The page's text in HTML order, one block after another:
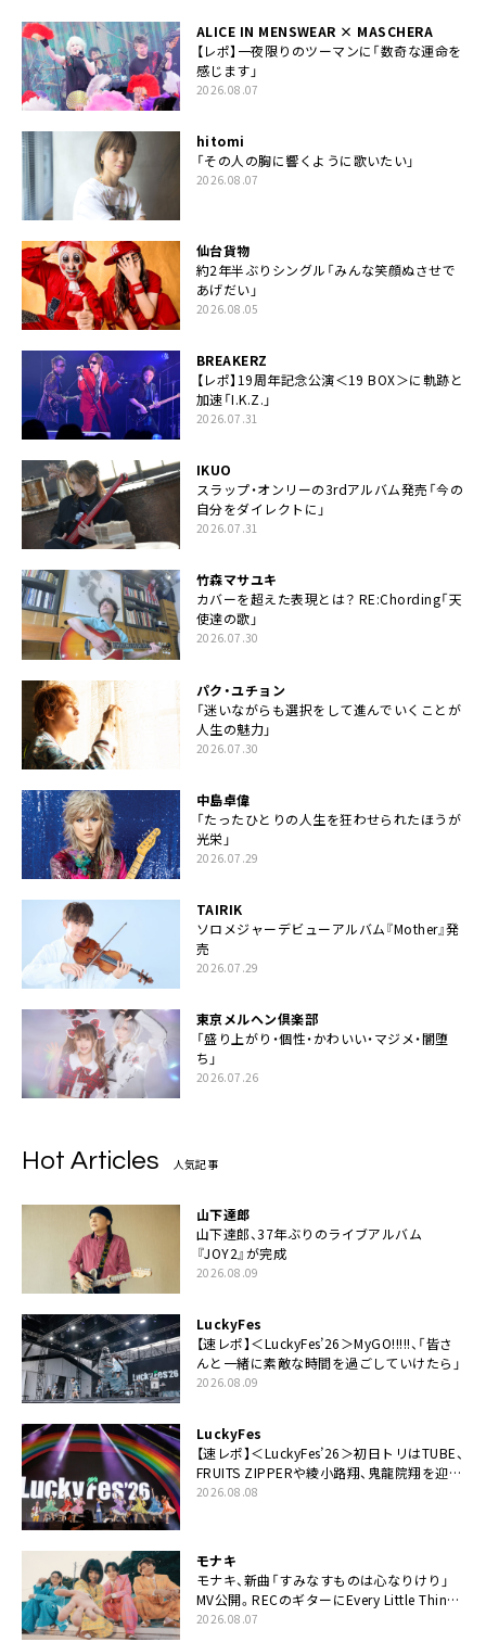
ALICE IN MENSWEAR × MASCHERA
【レポ】一夜限りのツーマンに「数奇な運命を
感じます」
2026.08.07
hitomi
「その人の胸に響くように歌いたい」
2026.08.07
仙台貨物
約2年半ぶりシングル「みんな笑顔ぬさせで
あげだい」
2026.08.05
BREAKERZ
【レポ】19周年記念公演＜19 BOX＞に軌跡と
加速「I.K.Z.」
2026.07.31
IKUO
スラップ・オンリーの3rdアルバム発売「今の
自分をダイレクトに」
2026.07.31
竹森マサユキ
カバーを超えた表現とは？ RE:Chording「天
使達の歌」
2026.07.30
パク・ユチョン
「迷いながらも選択をして進んでいくことが
人生の魅力」
2026.07.30
中島卓偉
「たったひとりの人生を狂わせられたほうが
光栄」
2026.07.29
TAIRIK
ソロメジャーデビューアルバム『Mother』発
売
2026.07.29
東京メルヘン倶楽部
「盛り上がり・個性・かわいい・マジメ・闇堕
ち」
2026.07.26
Hot Articles 人気記事
山下達郎
山下達郎、37年ぶりのライブアルバム
『JOY2』が完成
2026.08.09
LuckyFes
【速レポ】＜LuckyFes’26＞MyGO!!!!!、「皆さ
んと一緒に素敵な時間を過ごしていけたら」
2026.08.09
LuckyFes
【速レポ】＜LuckyFes’26＞初日トリはTUBE、
FRUITS ZIPPERや綾小路翔、鬼龍院翔を迎え
た豪華コラボも「知ってたらぜひ一緒に歌っ
2026.08.08
モナキ
モナキ、新曲「すみなすものは心なりけり」
MV公開。RECのギターにEvery Little Thing・
伊藤一朗参加も
2026.08.07